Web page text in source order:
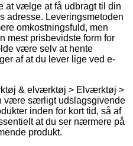
at vælge at få udbragt til din
adresse. Leveringsmetoden
omkostningsfuld, men
mest prisbevidste form for
være selv at hente
af at du lever lige ved e-
& elværktøj > Elværktøj >
være særligt udslagsgivende
inden for kort tid, så af
at du ser nærmere på
produkt.